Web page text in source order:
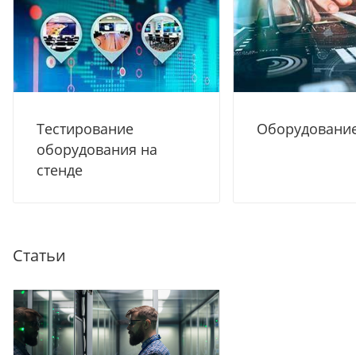
Тестирование
оборудования на
стенде
Статьи